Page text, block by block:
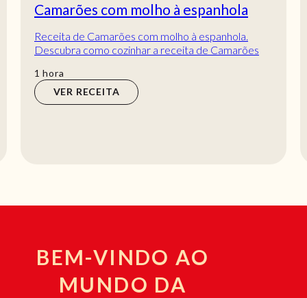
Camarões com molho à espanhola
Receita de Camarões com molho à espanhola.
Descubra como cozinhar a receita de Camarões
deliciosa...
1 hora
hora
VER RECEITA
BEM-VINDO AO
MUNDO DA